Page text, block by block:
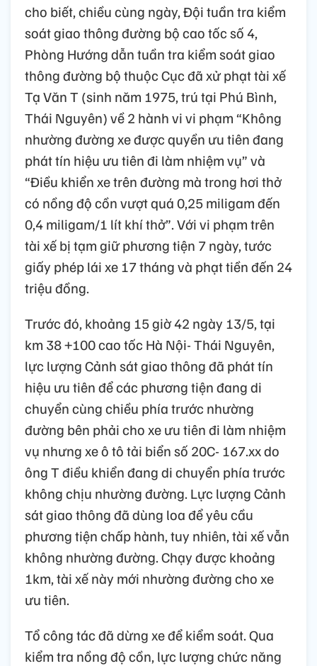
cho biết, chiều cùng ngày, Đội tuần tra kiểm
soát giao thông đường bộ cao tốc số 4,
Phòng Hướng dẫn tuần tra kiểm soát giao
thông đường bộ thuộc Cục đã xử phạt tài xế
Tạ Văn T (sinh năm 1975, trú tại Phú Bình,
Thái Nguyên) về 2 hành vi vi phạm “Không
nhường đường xe được quyền ưu tiên đang
phát tín hiệu ưu tiên đi làm nhiệm vụ” và
“Điều khiển xe trên đường mà trong hơi thở
có nồng độ cồn vượt quá 0,25 miligam đến
0,4 miligam/1 lít khí thở”. Với vi phạm trên
tài xế bị tạm giữ phương tiện 7 ngày, tước
giấy phép lái xe 17 tháng và phạt tiền đến 24
triệu đồng.
Trước đó, khoảng 15 giờ 42 ngày 13/5, tại
km 38 +100 cao tốc Hà Nội- Thái Nguyên,
lực lượng Cảnh sát giao thông đã phát tín
hiệu ưu tiên để các phương tiện đang di
chuyển cùng chiều phía trước nhường
đường bên phải cho xe ưu tiên đi làm nhiệm
vụ nhưng xe ô tô tải biển số 20C- 167.xx do
ông T điều khiển đang di chuyển phía trước
không chịu nhường đường. Lực lượng Cảnh
sát giao thông đã dùng loa để yêu cầu
phương tiện chấp hành, tuy nhiên, tài xế vẫn
không nhường đường. Chạy được khoảng
1km, tài xế này mới nhường đường cho xe
ưu tiên.
Tổ công tác đã dừng xe để kiểm soát. Qua
kiểm tra nồng độ cồn, lực lượng chức năng